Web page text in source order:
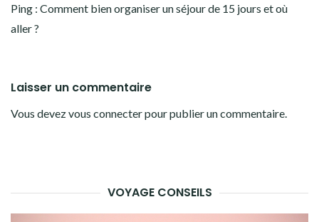
Ping : Comment bien organiser un séjour de 15 jours et où
aller ?
Laisser un commentaire
Vous devezvous connecterpour publier un commentaire.
VOYAGE CONSEILS